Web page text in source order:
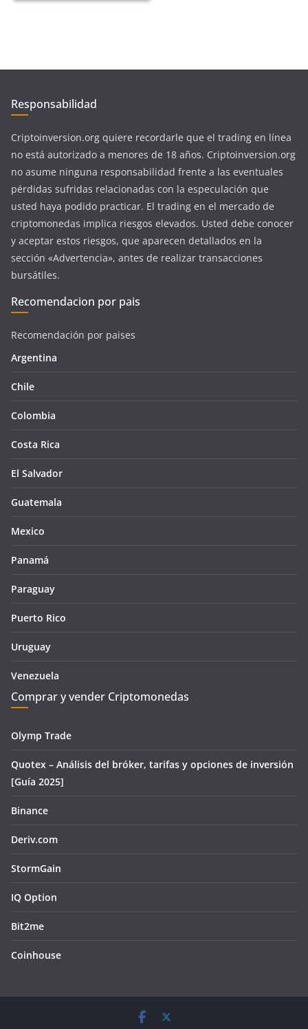
Responsabilidad
Criptoinversion.org quiere recordarle que el trading en línea
no está autorizado a menores de 18 años. Criptoinversion.org
no asume ninguna responsabilidad frente a las eventuales
pérdidas sufridas relacionadas con la especulación que
usted haya podido practicar. El trading en el mercado de
criptomonedas implica riesgos elevados. Usted debe conocer
y aceptar estos riesgos, que aparecen detallados en la
sección «Advertencia», antes de realizar transacciones
bursátiles.
Recomendacion por pais
Recomendación por paises
Argentina
Chile
Colombia
Costa Rica
El Salvador
Guatemala
Mexico
Panamá
Paraguay
Puerto Rico
Uruguay
Venezuela
Comprar y vender Criptomonedas
Olymp Trade
Quotex – Análisis del bróker, tarifas y opciones de inversión
[Guía 2025]
Binance
Deriv.com
StormGain
IQ Option
Bit2me
Coinhouse